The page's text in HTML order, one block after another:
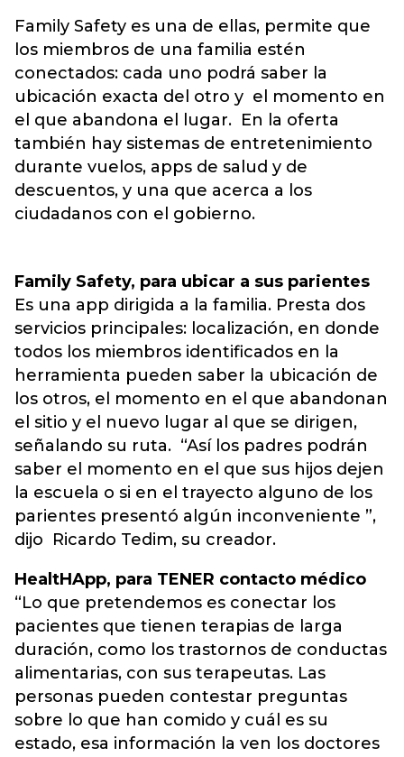
Family Safety es una de ellas, permite que
los miembros de una familia estén
conectados: cada uno podrá saber la
ubicación exacta del otro y el momento en
el que abandona el lugar. En la oferta
también hay sistemas de entretenimiento
durante vuelos, apps de salud y de
descuentos, y una que acerca a los
ciudadanos con el gobierno.
Family Safety, para ubicar a sus parientes
Es una app dirigida a la familia. Presta dos
servicios principales: localización, en donde
todos los miembros identificados en la
herramienta pueden saber la ubicación de
los otros, el momento en el que abandonan
el sitio y el nuevo lugar al que se dirigen,
señalando su ruta. “Así los padres podrán
saber el momento en el que sus hijos dejen
la escuela o si en el trayecto alguno de los
parientes presentó algún inconveniente ”,
dijo Ricardo Tedim, su creador.
HealtHApp, para TENER contacto médico
“Lo que pretendemos es conectar los
pacientes que tienen terapias de larga
duración, como los trastornos de conductas
alimentarias, con sus terapeutas. Las
personas pueden contestar preguntas
sobre lo que han comido y cuál es su
estado, esa información la ven los doctores